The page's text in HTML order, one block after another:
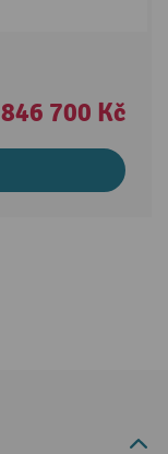
846 700 Kč